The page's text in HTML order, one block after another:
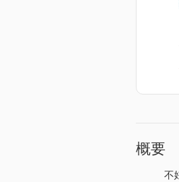
概要
不